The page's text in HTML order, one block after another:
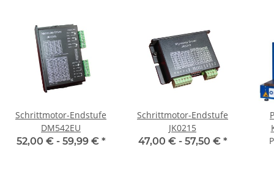
Schrittmotor-Endstufe
DM542EU
52,00 € - 59,99 € *
Schrittmotor-Endstufe
JK0215
47,00 € - 57,50 € *